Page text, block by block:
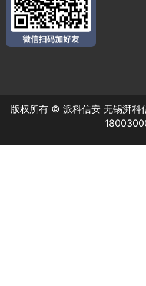
版权所有 © 派科信安 无锡湃科